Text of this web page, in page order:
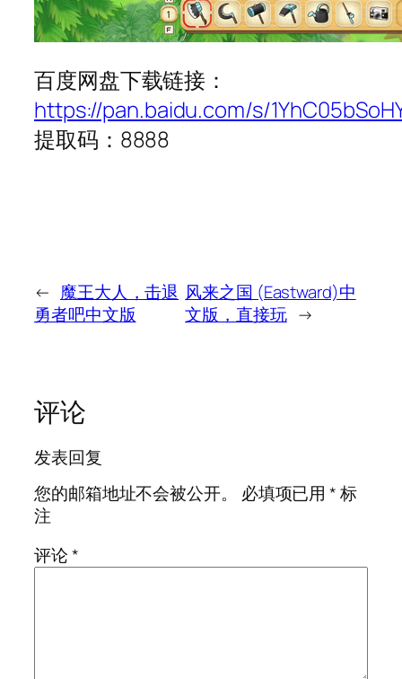
百度网盘下载链接：
https://pan.baidu.com/s/
提取码：8888
← 魔王大人，击退
勇者吧中文版
风来之国 (Eastward)中
文版，直接玩 →
评论
发表回复
您的邮箱地址不会被公开。
必填项已用*标
注
评论*